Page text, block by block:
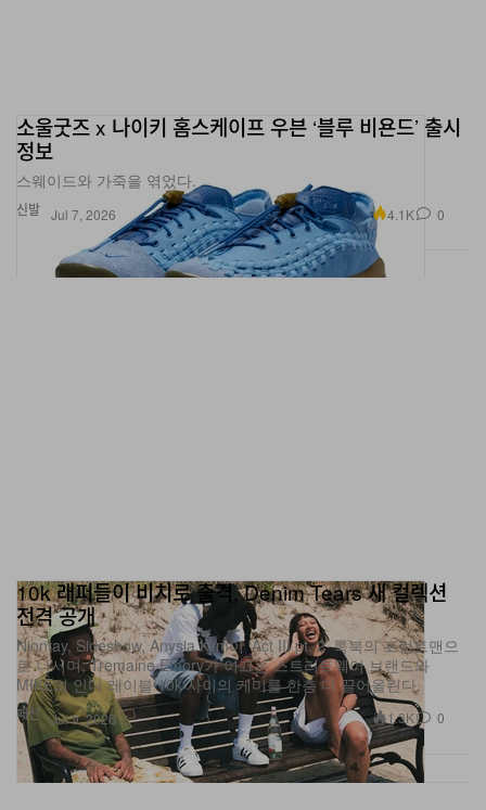
신발
소울굿즈 x 나이키 홈스케이프 우븐 ‘블루 비욘드’ 출시
정보
스웨이드와 가죽을 엮었다.
Jul 7, 2026 4.1K 0
패션
10k 래퍼들이 비치로 출격, Denim Tears 새 컬렉션
전격 공개
Niontay, Sideshow, Anysia Kym이 ‘Act III pt. 2’ 룩북의 프런트맨으
로 나서며, Tremaine Emory가 이끄는 스트리트웨어 브랜드와
MIKE의 인디 레이블 10k 사이의 케미를 한층 더 끌어올린다.
Jul 9, 2026 1.3K 0